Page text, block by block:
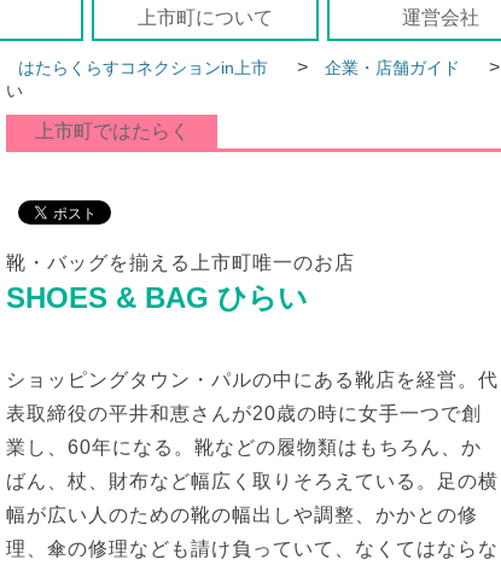
上市町について 運営会社
はたらくらすコネクションin上市 > 企業・店舗ガイド >
い
上市町ではたらく
靴・バッグを揃える上市町唯一のお店
SHOES & BAG ひらい
ショッピングタウン・パルの中にある靴店を経営。代
表取締役の平井和恵さんが20歳の時に女手一つで創
業し、60年になる。靴などの履物類はもちろん、か
ばん、杖、財布など幅広く取りそろえている。足の横
幅が広い人のための靴の幅出しや調整、かかとの修
理、傘の修理なども請け負っていて、なくてはならな